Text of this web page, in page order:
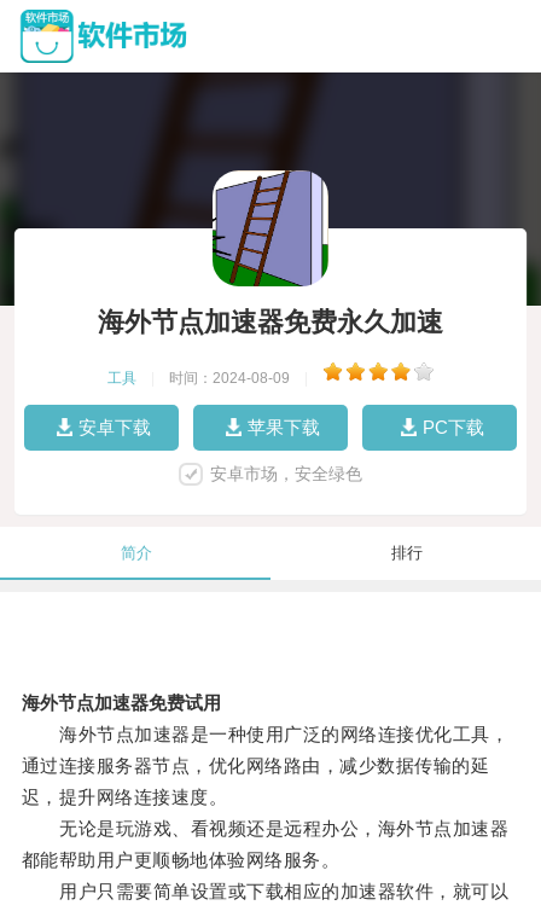
海外节点加速器免费永久加速
工具 时间：2024-08-09
安卓下载 苹果下载 PC下载
安卓市场，安全绿色
简介 排行
海外节点加速器免费试用
海外节点加速器是一种使用广泛的网络连接优化工具，
通过连接服务器节点，优化网络路由，减少数据传输的延
迟，提升网络连接速度。
无论是玩游戏、看视频还是远程办公，海外节点加速器
都能帮助用户更顺畅地体验网络服务。
用户只需要简单设置或下载相应的加速器软件，就可以